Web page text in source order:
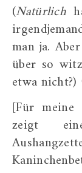
(Natürlich
man ja.
über so
etwa
[Für meine
zeigt